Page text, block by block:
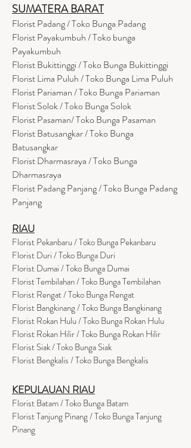
SUMATERA BARAT
Florist Padang / Toko Bunga Padang
Florist Payakumbuh / Toko bunga
Payakumbuh
Florist Bukittinggi / Toko Bunga Bukittinggi
Florist Lima Puluh / Toko Bunga Lima Puluh
Florist Pariaman / Toko Bunga Pariaman
Florist Solok / Toko Bunga Solok
Florist Pasaman/ Toko Bunga Pasaman
Florist Batusangkar / Toko Bunga
Batusangkar
Florist Dharmasraya / Toko Bunga
Dharmasraya
Florist Padang Panjang / Toko Bunga Padang
Panjang
RIAU
Florist Pekanbaru / Toko Bunga Pekanbaru
Florist Duri / Toko Bunga Duri
Florist Dumai / Toko Bunga Dumai
Florist Tembilahan / Toko Bunga Tembilahan
Florist Rengat / Toko Bunga Rengat
Florist Bangkinang / Toko Bunga Bangkinang
Florist Rokan Hulu / Toko Bunga Rokan Hulu
Florist Rokan Hilir / Toko Bunga Rokan Hilir
Florist Siak / Toko Bunga Siak
Florist Bengkalis / Toko Bunga Bengkalis
KEPULAUAN RIAU
Florist Batam / Toko Bunga Batam
Florist Tanjung Pinang / Toko Bunga Tanjung
Pinang